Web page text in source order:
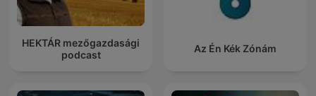
HEKTÁR mezőgazdasági
podcast
Az Én Kék Zónám